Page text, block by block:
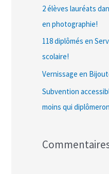
2 élèves lauréats
en photographie!
118 diplômés en
scolaire!
Vernissage en
Subvention
moins qui